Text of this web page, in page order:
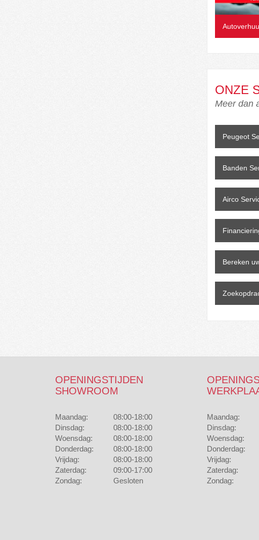
ONZE
Meer dan
Peugeot
Banden
Airco
Bereken
OPENINGSTIJDEN
SHOWROOM
Maandag:
08:00-18:00
Dinsdag:
08:00-18:00
Woensdag:
08:00-18:00
Donderdag:
08:00-18:00
Vrijdag:
08:00-18:00
Zaterdag:
09:00-17:00
Zondag:
Gesloten
Maandag:
Dinsdag:
Woensdag:
Donderdag:
Vrijdag:
Zaterdag:
Zondag: